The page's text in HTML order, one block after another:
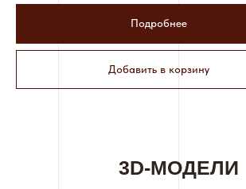
Подробнее
Добавить в корзину
3D-МОДЕЛИ